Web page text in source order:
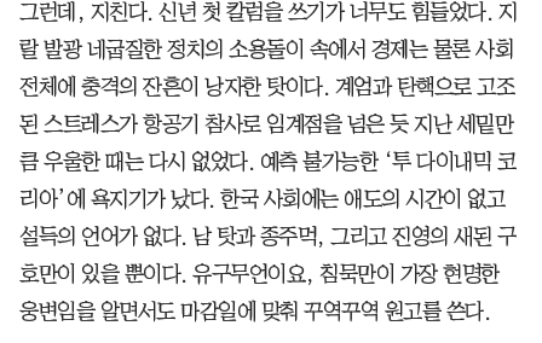
그런데, 지친다. 신년 첫 칼럼을 쓰기가 너무도 힘들었다. 지
랄 발광 네굽질한 정치의 소용돌이 속에서 경제는 물론 사회
전체에 충격의 잔흔이 낭자한 탓이다. 계엄과 탄핵으로 고조
된 스트레스가 항공기 참사로 임계점을 넘은 듯 지난 세밑만
큼 우울한 때는 다시 없었다. 예측 불가능한 ‘투 다이내믹 코
리아’에 욕지기가 났다. 한국 사회에는 애도의 시간이 없고
설득의 언어가 없다. 남 탓과 종주먹, 그리고 진영의 새된 구
호만이 있을 뿐이다. 유구무언이요, 침묵만이 가장 현명한
웅변임을 알면서도 마감일에 맞춰 꾸역꾸역 원고를 쓴다.